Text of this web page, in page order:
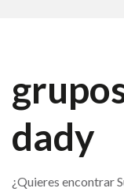
dady
¿Quieres encontrar